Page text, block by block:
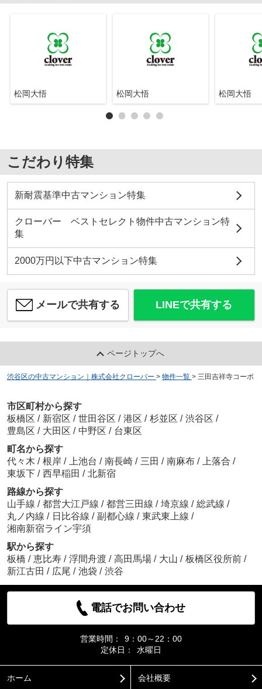
松岡大悟 松岡大悟 松岡大悟
こだわり特集
新耐震基準中古マンション特集
クローバー ベストセレクト物件中古マンション特
集
2000万円以下中古マンション特集
メールで共有する LINEで共有する
ページトップへ
渋谷区の中古マンション｜株式会社クローバー > 物件一覧 > 三田吉祥寺コーポ
市区町村から探す
板橋区 / 新宿区 / 世田谷区 / 港区 / 杉並区 / 渋谷区 /
豊島区 / 大田区 / 中野区 / 台東区
町名から探す
代々木 / 根岸 / 上池台 / 南長崎 / 三田 / 南麻布 / 上落合 /
東坂下 / 西早稲田 / 北新宿
路線から探す
山手線 / 都営大江戸線 / 都営三田線 / 埼京線 / 総武線 /
丸ノ内線 / 日比谷線 / 副都心線 / 東武東上線 /
湘南新宿ライン宇須
駅から探す
板橋 / 恵比寿 / 浮間舟渡 / 高田馬場 / 大山 / 板橋区役所前 /
新江古田 / 広尾 / 池袋 / 渋谷
電話でお問い合わせ
営業時間：
9：00～22：00
定休日：
水曜日
ホーム 会社概要